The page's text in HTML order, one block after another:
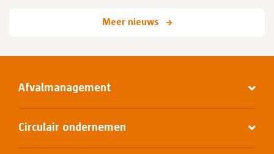
Meer nieuws
Afvalmanagement
Circulair ondernemen